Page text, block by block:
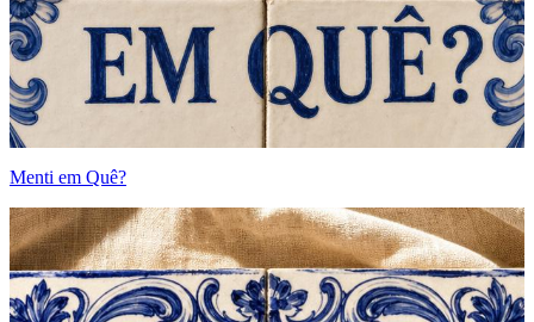
Menti em Quê?